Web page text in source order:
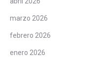
marzo 2026
febrero 2026
enero 2026